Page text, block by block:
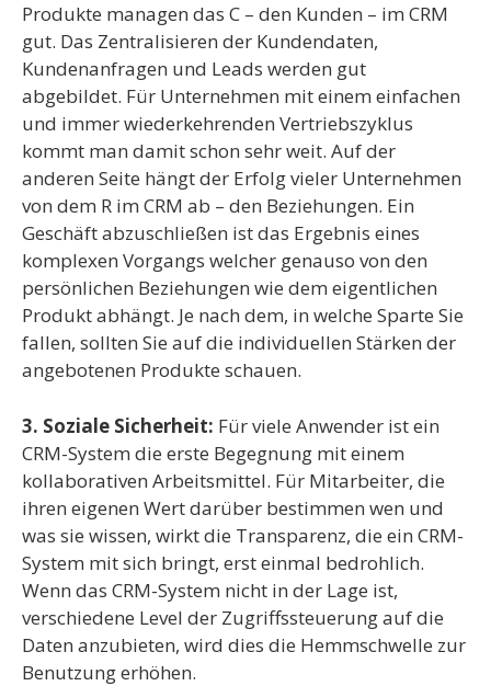
Produkte managen das C – den Kunden – im CRM
gut. Das Zentralisieren der Kundendaten,
Kundenanfragen und Leads werden gut
abgebildet. Für Unternehmen mit einem einfachen
und immer wiederkehrenden Vertriebszyklus
kommt man damit schon sehr weit. Auf der
anderen Seite hängt der Erfolg vieler Unternehmen
von dem R im CRM ab – den Beziehungen. Ein
Geschäft abzuschließen ist das Ergebnis eines
komplexen Vorgangs welcher genauso von den
persönlichen Beziehungen wie dem eigentlichen
Produkt abhängt. Je nach dem, in welche Sparte Sie
fallen, sollten Sie auf die individuellen Stärken der
angebotenen Produkte schauen.
3. Soziale Sicherheit: Für viele Anwender ist ein
CRM-System die erste Begegnung mit einem
kollaborativen Arbeitsmittel. Für Mitarbeiter, die
ihren eigenen Wert darüber bestimmen wen und
was sie wissen, wirkt die Transparenz, die ein CRM-
System mit sich bringt, erst einmal bedrohlich.
Wenn das CRM-System nicht in der Lage ist,
verschiedene Level der Zugriffssteuerung auf die
Daten anzubieten, wird dies die Hemmschwelle zur
Benutzung erhöhen.